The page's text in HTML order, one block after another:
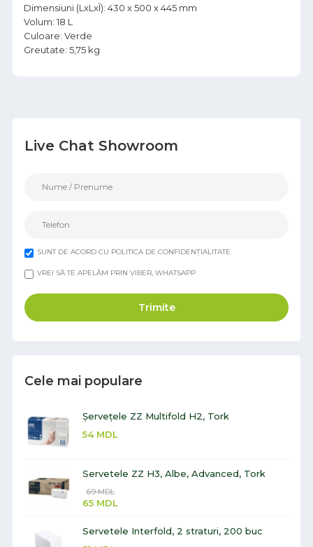
Live Chat Showroom
SUNT DE ACORD CU POLITICA DE CONFIDENȚIALITATE
VREI SĂ TE APELĂM PRIN VIBER, WHATSAPP
Trimite
Cele mai populare
Șervețele ZZ Multifold H2, Tork
54 MDL
Servetele ZZ H3, Albe, Advanced, Tork
69MDL
65 MDL
Servetele Interfold, 2 straturi, 200 buc
Dimensiuni (LxLxÎ): 430 x 500 x 445 mm
Volum: 18 L
Culoare: Verde
Greutate: 5,75 kg